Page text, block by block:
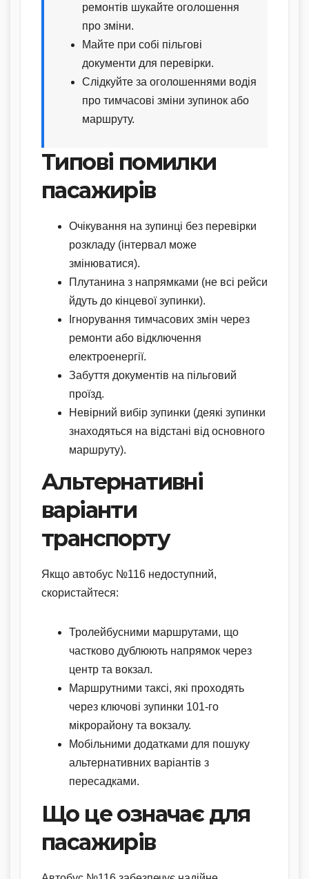
ремонтів шукайте оголошення
про зміни.
Майте при собі пільгові
документи для перевірки.
Слідкуйте за оголошеннями водія
про тимчасові зміни зупинок або
маршруту.
Типові помилки
пасажирів
Очікування на зупинці без перевірки
розкладу (інтервал може
змінюватися).
Плутанина з напрямками (не всі рейси
йдуть до кінцевої зупинки).
Ігнорування тимчасових змін через
ремонти або відключення
електроенергії.
Забуття документів на пільговий
проїзд.
Невірний вибір зупинки (деякі зупинки
знаходяться на відстані від основного
маршруту).
Альтернативні
варіанти
транспорту
Якщо автобус №116 недоступний,
скористайтеся:
Тролейбусними маршрутами, що
частково дублюють напрямок через
центр та вокзал.
Маршрутними таксі, які проходять
через ключові зупинки 101-го
мікрорайону та вокзалу.
Мобільними додатками для пошуку
альтернативних варіантів з
пересадками.
Що це означає для
пасажирів